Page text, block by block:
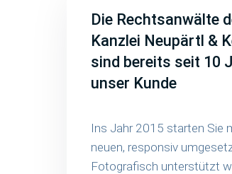
Die Rechtsanwälte
Kanzlei Neupärtl &
sind bereits seit 10
unser Kunde
Ins Jahr 2015 starten Sie
neuen, responsiv
Fotografisch unterstützt